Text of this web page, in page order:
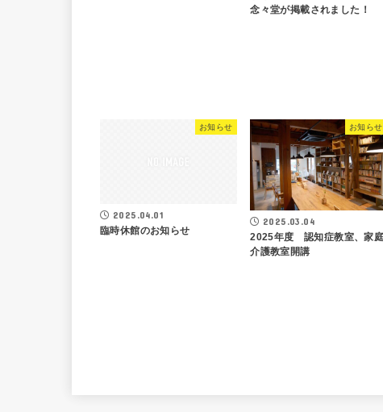
念々堂が掲載されました！
お知らせ
2025.04.01
臨時休館のお知らせ
お知らせ
2025.03.04
2025年度 認知症教室、家庭
介護教室開講